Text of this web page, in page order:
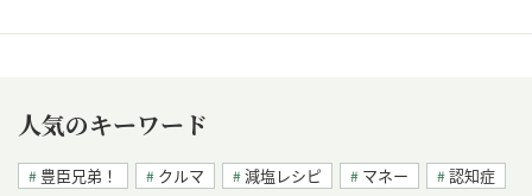
人気のキーワード
豊臣兄弟！ クルマ 減塩レシピ マネー
認知症